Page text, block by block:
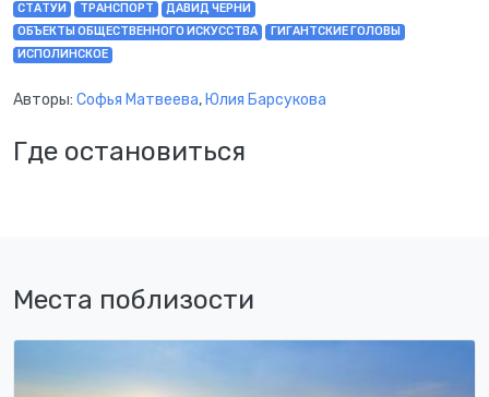
СТАТУИ
ТРАНСПОРТ
ДАВИД ЧЕРНИ
ОБЪЕКТЫ ОБЩЕСТВЕННОГО ИСКУССТВА
ГИГАНТСКИЕ ГОЛОВЫ
ИСПОЛИНСКОЕ
Авторы: Софья Матвеева, Юлия Барсукова
Где остановиться
Места поблизости